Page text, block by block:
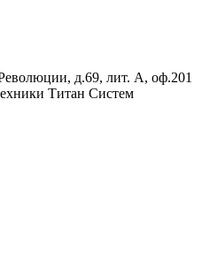
д.69, лит. А, оф.201
Титан Систем